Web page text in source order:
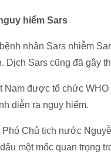
hiểm Sars
nhân Sars nhiễm
Dịch Sars cũng đã gây
Nam được tổ chức
diễn ra nguy hiểm.
Phó Chủ tịch nước
một mốc quan trọng